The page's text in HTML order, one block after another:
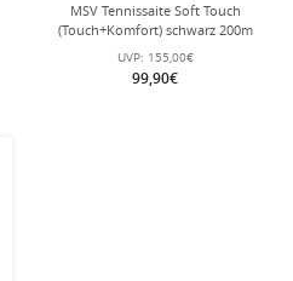
MSV Tennissaite Soft Touch
(Touch+Komfort) schwarz 200m
Rolle
UVP: 155,00€
99,90€